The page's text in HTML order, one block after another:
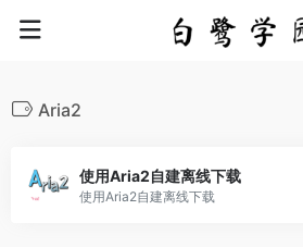
Aria2
使用Aria2自建离线下载
使用Aria2自建离线下载